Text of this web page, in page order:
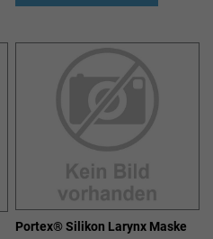
Portex® Silikon Larynx Maske